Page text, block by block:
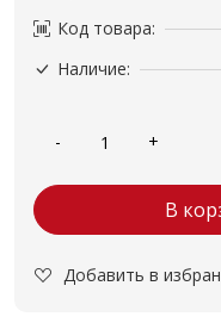
Код товара:
Наличие:
В
Добавить в